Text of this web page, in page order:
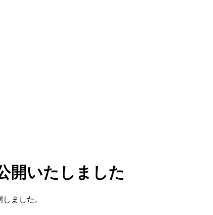
開いたしました
しました。